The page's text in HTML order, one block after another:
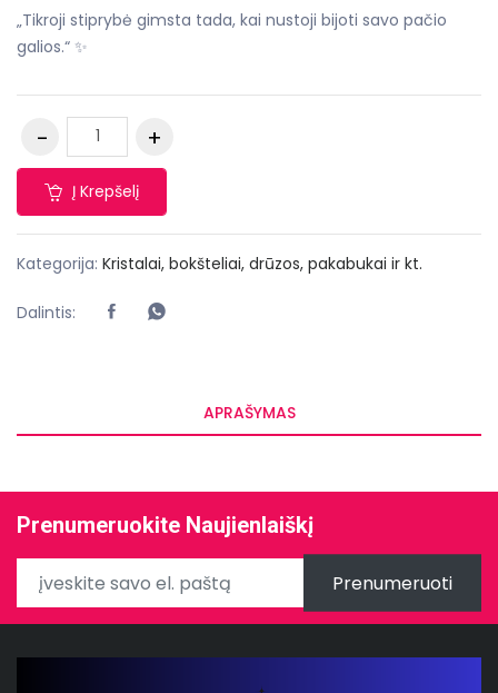
„Tikroji stiprybė gimsta tada, kai nustoji bijoti savo pačio
galios.“ ✨
Į Krepšelį
Kategorija: Kristalai, bokšteliai, drūzos, pakabukai ir kt.
Dalintis:
APRAŠYMAS
Prenumeruokite Naujienlaiškį
Prenumeruoti